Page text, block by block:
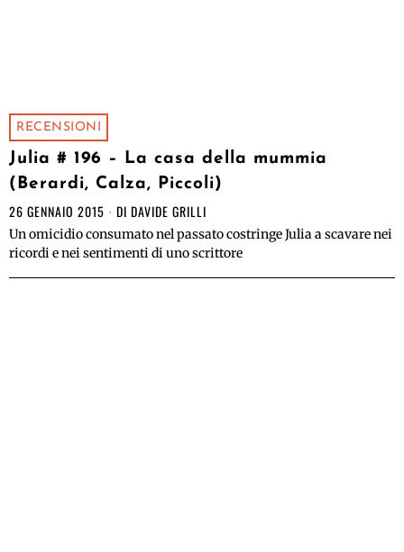
RECENSIONI
Julia # 196 – La casa della mummia
(Berardi, Calza, Piccoli)
26 GENNAIO 2015 DI DAVIDE GRILLI
Un omicidio consumato nel passato costringe Julia a scavare nei
ricordi e nei sentimenti di uno scrittore